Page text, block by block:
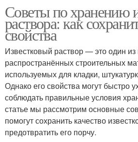
Советы по хранению
раствора: как
свойства
Известковый раствор — это один
распространённых строительных
используемых для кладки,
Однако его свойства могут быстро
соблюдать правильные условия
статье мы рассмотрим основные
помогут сохранить качество
предотвратить его порчу.